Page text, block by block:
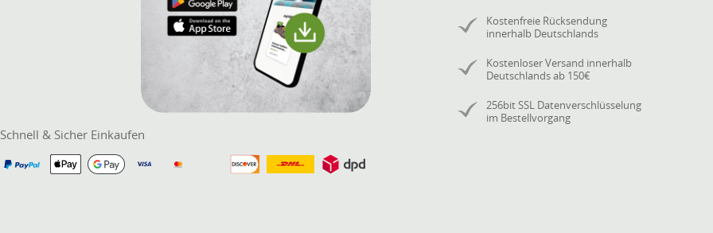
Kostenfreie Rücksendung
innerhalb Deutschlands
Kostenloser Versand innerhalb
Deutschlands ab 150€
256bit SSL Datenverschlüsselung
im Bestellvorgang
Schnell & Sicher Einkaufen